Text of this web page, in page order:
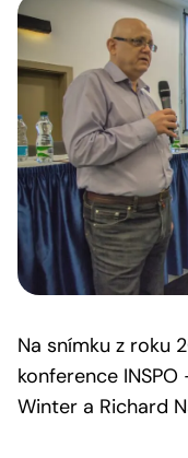
Na snímku z roku
konference
Winter a Richard